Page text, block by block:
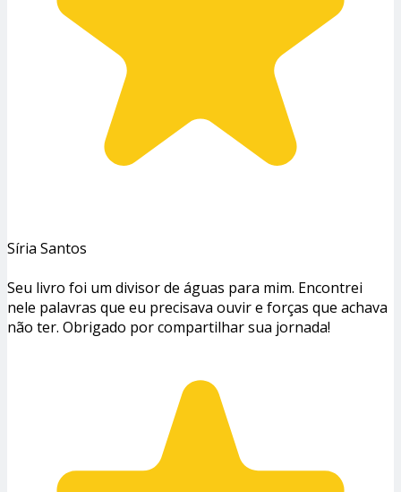
Síria Santos
Seu livro foi um divisor de águas para mim. Encontrei
nele palavras que eu precisava ouvir e forças que achava
não ter. Obrigado por compartilhar sua jornada!